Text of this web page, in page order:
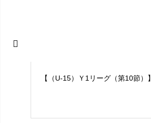
【（U-15）Ｙ1リーグ（第10節）】